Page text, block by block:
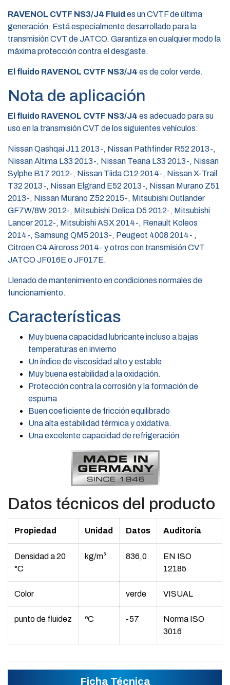
RAVENOL CVTF NS3/J4 Fluid es un CVTF de última
generación. Está especialmente desarrollado para la
transmisión CVT de JATCO. Garantiza en cualquier modo la
máxima protección contra el desgaste.
El fluido RAVENOL CVTF NS3/J4 es de color verde.
Nota de aplicación
El fluido RAVENOL CVTF NS3/J4 es adecuado para su
uso en la transmisión CVT de los siguientes vehículos:
Nissan Qashqai J11 2013-, Nissan Pathfinder R52 2013-,
Nissan Altima L33 2013-, Nissan Teana L33 2013-, Nissan
Sylphe B17 2012-, Nissan Tiida C12 2014-, Nissan X-Trail
T32 2013-, Nissan Elgrand E52 2013-, Nissan Murano Z51
2013-, Nissan Murano Z52 2015-, Mitsubishi Outlander
GF7W/8W 2012-, Mitsubishi Delica D5 2012-, Mitsubishi
Lancer 2012-, Mitsubishi ASX 2014-, Renault Koleos
2014-, Samsung QM5 2013-, Peugeot 4008 2014- ,
Citroen C4 Aircross 2014- y otros con transmisión CVT
JATCO JF016E o JF017E.
Llenado de mantenimiento en condiciones normales de
funcionamiento.
Características
Muy buena capacidad lubricante incluso a bajas
temperaturas en invierno
Un índice de viscosidad alto y estable
Muy buena estabilidad a la oxidación.
Protección contra la corrosión y la formación de
espuma
Buen coeficiente de fricción equilibrado
Una alta estabilidad térmica y oxidativa.
Una excelente capacidad de refrigeración
Datos técnicos del producto
Propiedad Unidad Datos Auditoría
Densidad a 20
°C
kg/m³ 836,0
EN ISO
12185
Color verde VISUAL
punto de fluidez ºC -57
Norma ISO
3016
Ficha Técnica